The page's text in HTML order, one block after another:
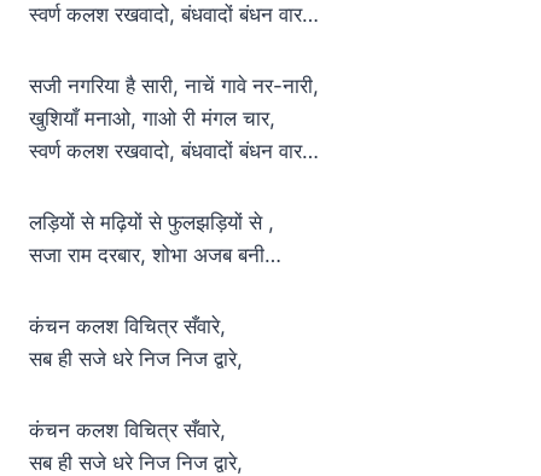
स्वर्ण कलश रखवादो, बंधवादों बंधन वार…
सजी नगरिया है सारी, नाचें गावे नर-नारी,
खुशियाँ मनाओ, गाओ री मंगल चार,
स्वर्ण कलश रखवादो, बंधवादों बंधन वार…
लड़ियों से मढ़ियों से फुलझड़ियों से ,
सजा राम दरबार, शोभा अजब बनी…
कंचन कलश विचित्र सँवारे,
सब ही सजे धरे निज निज द्वारे,
कंचन कलश विचित्र सँवारे,
सब ही सजे धरे निज निज द्वारे,